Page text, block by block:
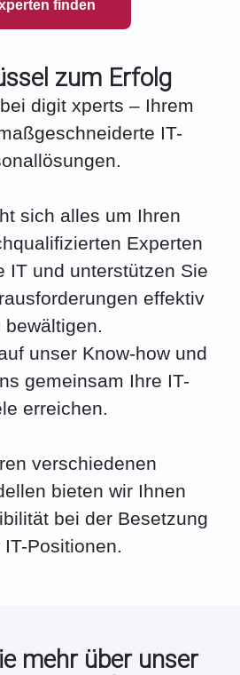
finden
zum Erfolg
digit xperts – Ihrem
IT-
sich alles um Ihren
Experten
IT und unterstützen Sie
effektiv
bewältigen.
unser Know-how und
gemeinsam Ihre IT-
erreichen.
verschiedenen
bieten wir Ihnen
bei der Besetzung
IT-Positionen.
mehr über unser